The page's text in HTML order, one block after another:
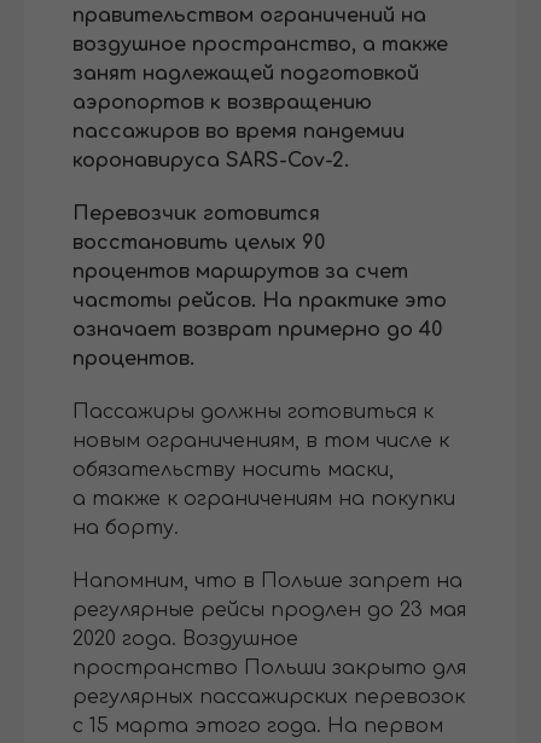
правительством ограничений на
воздушное пространство, а также
занят надлежащей подготовкой
аэропортов к возвращению
пассажиров во время пандемии
коронавируса SARS-Cov-2.
Перевозчик готовится
восстановить целых 90
процентов маршрутов за счет
частоты рейсов. На практике это
означает возврат примерно до 40
процентов.
Пассажиры должны готовиться к
новым ограничениям, в том числе к
обязательству носить маски,
а также к ограничениям на покупки
на борту.
Напомним, что в Польше запрет на
регулярные рейсы продлен до 23 мая
2020 года. Воздушное
пространство Польши закрыто для
регулярных пассажирских перевозок
с 15 марта этого года. На первом